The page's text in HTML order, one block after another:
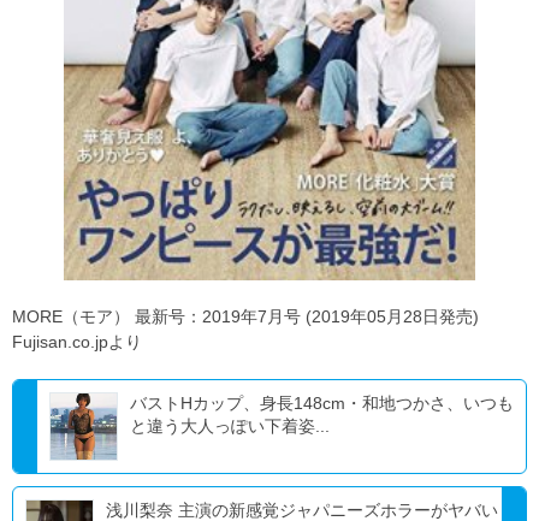
MORE（モア） 最新号：2019年7月号 (2019年05月28日発売)
Fujisan.co.jpより
バストHカップ、身長148cm・和地つかさ、いつも
と違う大人っぽい下着姿...
浅川梨奈 主演の新感覚ジャパニーズホラーがヤバい